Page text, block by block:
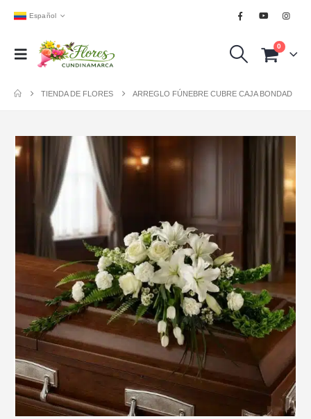
Español
0
TIENDA DE FLORES ARREGLO FÚNEBRE CUBRE CAJA BONDAD